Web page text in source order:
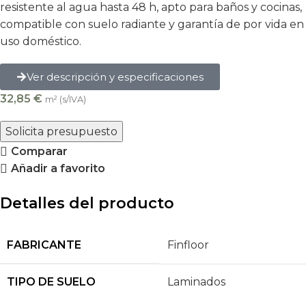
resistente al agua hasta 48 h, apto para baños y cocinas,
compatible con suelo radiante y garantía de por vida en
uso doméstico.
Ver descripción y especificaciones
32,85 € m² (s/IVA)
Solicita presupuesto
Comparar
Añadir a favorito
Detalles del producto
FABRICANTE Finfloor
TIPO DE SUELO Laminados